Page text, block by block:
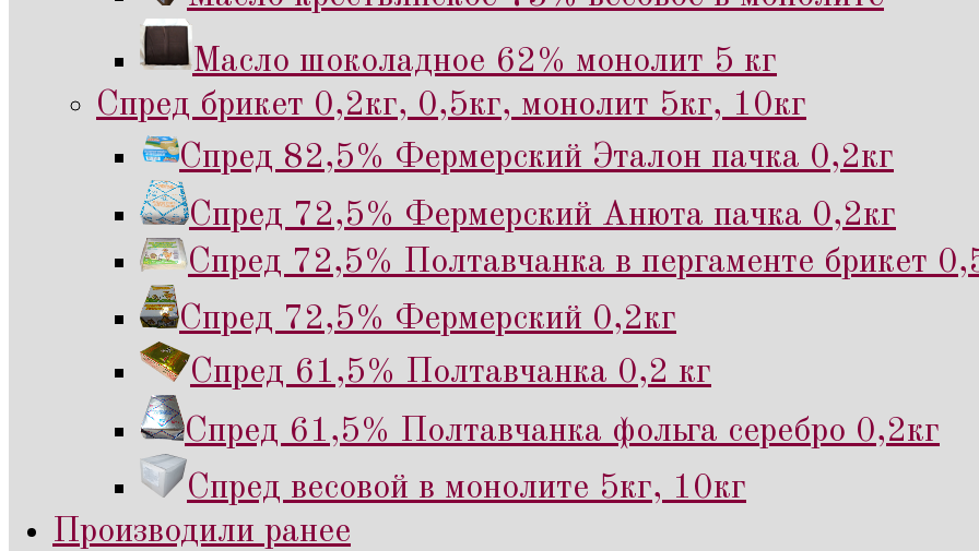
Масло шоколадное 62% монолит 5 кг
Спред брикет 0,2кг, 0,5кг, монолит 5кг, 10кг
Спред 82,5% Фермерский Эталон пачка 0,2кг
Спред 72,5% Фермерский Анюта пачка 0,2кг
Спред 72,5% Полтавчанка в пергаменте брикет
Спред 72,5% Фермерский 0,2кг
Спред 61,5% Полтавчанка 0,2 кг
Спред 61,5% Полтавчанка фольга серебро 0,2кг
Спред весовой в монолите 5кг, 10кг
Производили ранее